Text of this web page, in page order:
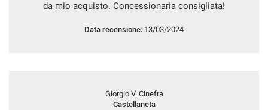
da mio acquisto. Concessionaria consigliata!
Data recensione: 13/03/2024
Giorgio V. Cinefra
Castellaneta